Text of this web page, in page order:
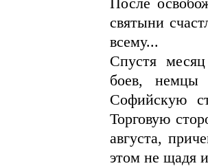
После
святыни
всему...
Спустя
боев, немцы
Софийскую
Торговую
августа,
этом не щадя